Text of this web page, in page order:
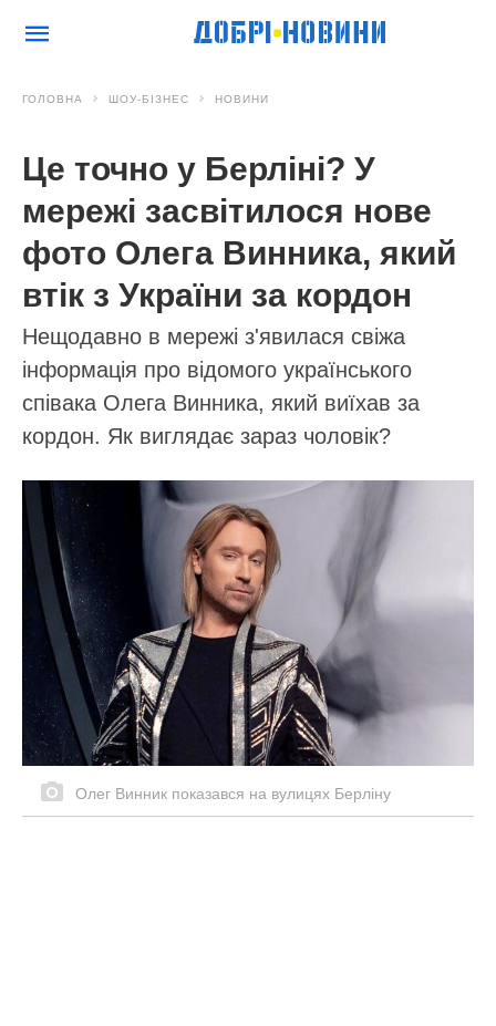
ГОЛОВНА ШОУ-БІЗНЕС НОВИНИ
Це точно у Берліні? У
мережі засвітилося нове
фото Олега Винника, який
втік з України за кордон
Нещодавно в мережі з'явилася свіжа
інформація про відомого українського
співака Олега Винника, який виїхав за
кордон. Як виглядає зараз чоловік?
Олег Винник показався на вулицях Берліну